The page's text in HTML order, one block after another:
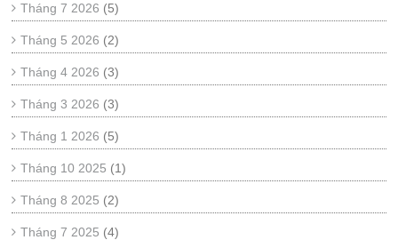
Tháng 7 2026 (5)
Tháng 5 2026 (2)
Tháng 4 2026 (3)
Tháng 3 2026 (3)
Tháng 1 2026 (5)
Tháng 10 2025 (1)
Tháng 8 2025 (2)
Tháng 7 2025 (4)